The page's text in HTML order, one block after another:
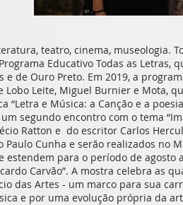
teatro, cinema, museologia.
Educativo Todas as
e de Ouro Preto. Em 2019, a
Lobo Leite, Miguel Burnier e Mota,
“Letra e Música: a Canção e a
segundo encontro com o tema
Ratton e do escritor Carlos
Paulo Cunha e serão realizados no
estendem para o período de agosto
Carvão”. A mostra celebra as
das Artes - um marco para sua
e por uma evolução própria da